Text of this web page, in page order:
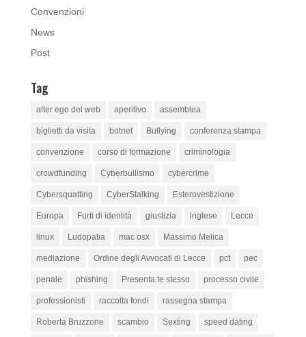
Convenzioni
News
Post
Tag
alter ego del web aperitivo assemblea
biglietti da visita botnet Bullying conferenza stampa
convenzione corso di formazione criminologia
crowdfunding Cyberbullismo cybercrime
Cybersquatting CyberStalking Esterovestizione
Europa Furti di identità giustizia inglese Lecce
linux Ludopatia mac osx Massimo Melica
mediazione Ordine degli Avvocati di Lecce pct pec
penale phishing Presenta te stesso processo civile
professionisti raccolta fondi rassegna stampa
Roberta Bruzzone scambio Sexting speed dating